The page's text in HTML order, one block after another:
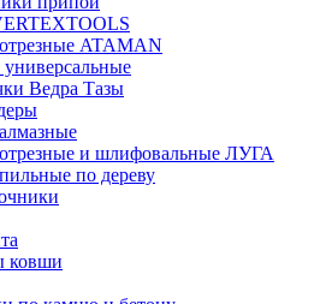
ATAMAN
Ведра Тазы
и шлифовальные ЛУГА
по дереву
ковши